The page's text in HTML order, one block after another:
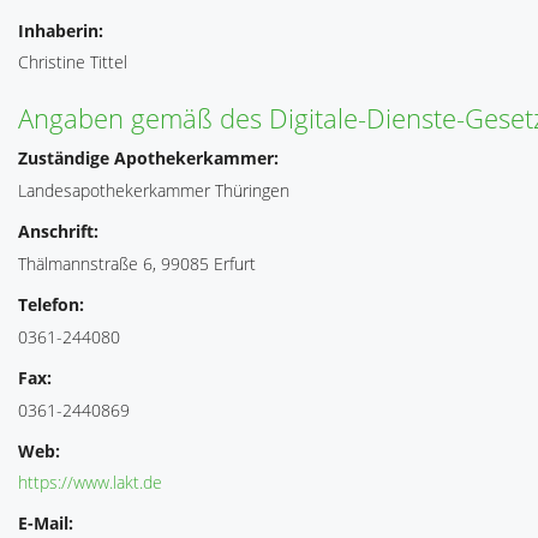
Inhaberin:
Christine Tittel
Angaben gemäß des Digitale-Dienste-
Zuständige Apothekerkammer:
Landesapothekerkammer Thüringen
Anschrift:
Thälmannstraße 6, 99085 Erfurt
Telefon:
0361-244080
Fax:
0361-2440869
Web:
https://www.lakt.de
E-Mail: